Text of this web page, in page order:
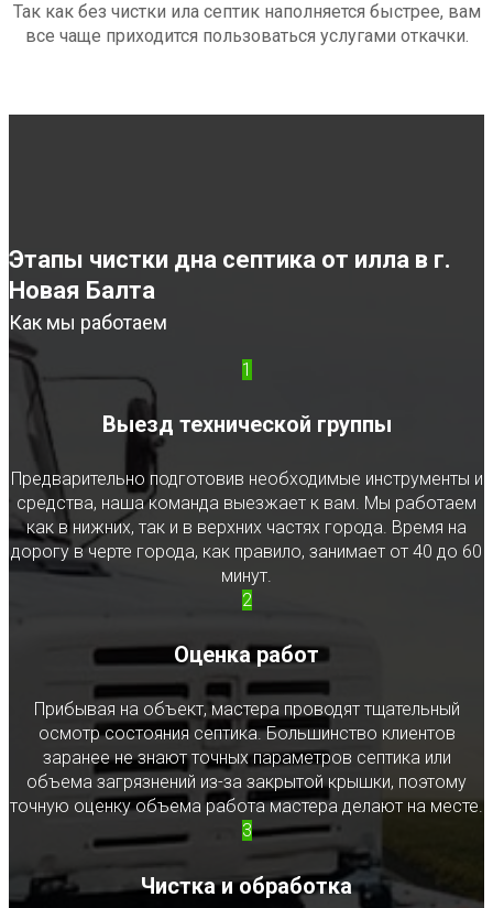
Так как без чистки ила септик наполняется быстрее, вам
все чаще приходится пользоваться услугами откачки.
Этапы чистки дна септика от илла в г.
Новая Балта
Как мы работаем
1
Выезд технической группы
Предварительно подготовив необходимые инструменты и
средства, наша команда выезжает к вам. Мы работаем
как в нижних, так и в верхних частях города. Время на
дорогу в черте города, как правило, занимает от 40 до 60
минут.
2
Оценка работ
Прибывая на объект, мастера проводят тщательный
осмотр состояния септика. Большинство клиентов
заранее не знают точных параметров септика или
объема загрязнений из-за закрытой крышки, поэтому
точную оценку объема работа мастера делают на месте.
3
Чистка и обработка